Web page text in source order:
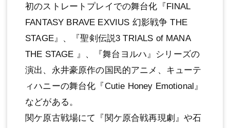
初のストレートプレイでの舞台化『FINAL
FANTASY BRAVE EXVIUS 幻影戦争 THE
STAGE』、『聖剣伝説3 TRIALS of MANA
THE STAGE 』、『舞台ヨルハ』シリーズの
演出、永井豪原作の国⺠的アニメ、キューテ
ィハニーの舞台化『Cutie Honey Emotional』
などがある。
関ケ原古戦場にて『関ケ原合戦再現劇』や⽯